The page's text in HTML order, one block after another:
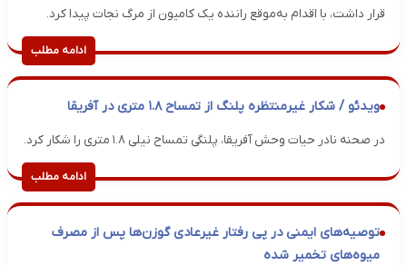
قرار داشت، با اقدام به‌موقع راننده یک کامیون از مرگ نجات پیدا کرد.
ادامه مطلب
ویدئو / شکار غیرمنتظره پلنگ از تمساح ۱.۸ متری در آفریقا
در صحنه نادر حیات وحش آفریقا، پلنگی تمساح نیلی ۱.۸ متری را شکار کرد.
ادامه مطلب
توصیه‌های ایمنی در پی رفتار غیرعادی گوزن‌ها پس از مصرف
میوه‌های تخمیر شده